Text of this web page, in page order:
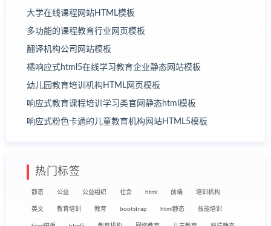
大学在线课程网站HTML模板
多功能的课程教育行业网页模板
翻译机构公司网站模板
橘响应式html5在线学习教育企业静态网站模板
幼儿园教育培训机构HTML网页模板
响应式教育课程培训学习类官网静态html模板
响应式粉色卡通的儿童教育机构网站HTML5模板
热门标签
静态 公益 公益组织 社会 html 前端 培训机构
英文 教育培训 教育 bootstrap html静态 技能培训